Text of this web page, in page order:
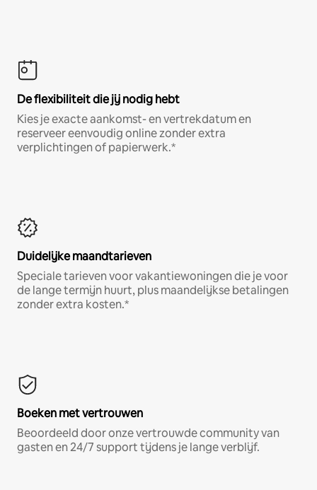
De flexibiliteit die jij nodig hebt
Kies je exacte aankomst- en vertrekdatum en
reserveer eenvoudig online zonder extra
verplichtingen of papierwerk.*
Duidelijke maandtarieven
Speciale tarieven voor vakantiewoningen die je voor
de lange termijn huurt, plus maandelijkse betalingen
zonder extra kosten.*
Boeken met vertrouwen
Beoordeeld door onze vertrouwde community van
gasten en 24/7 support tijdens je lange verblijf.